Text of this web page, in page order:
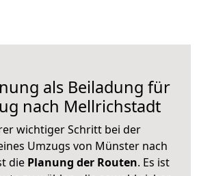
als Beiladung für
nach Mellrichstadt
wichtiger Schritt bei der
Umzugs von Münster nach
diePlanung der Routen. Es ist